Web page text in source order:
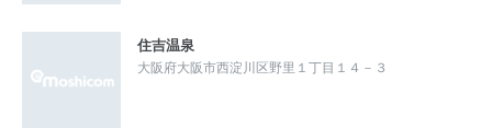
住吉温泉
大阪府大阪市西淀川区野里１丁目１４－３